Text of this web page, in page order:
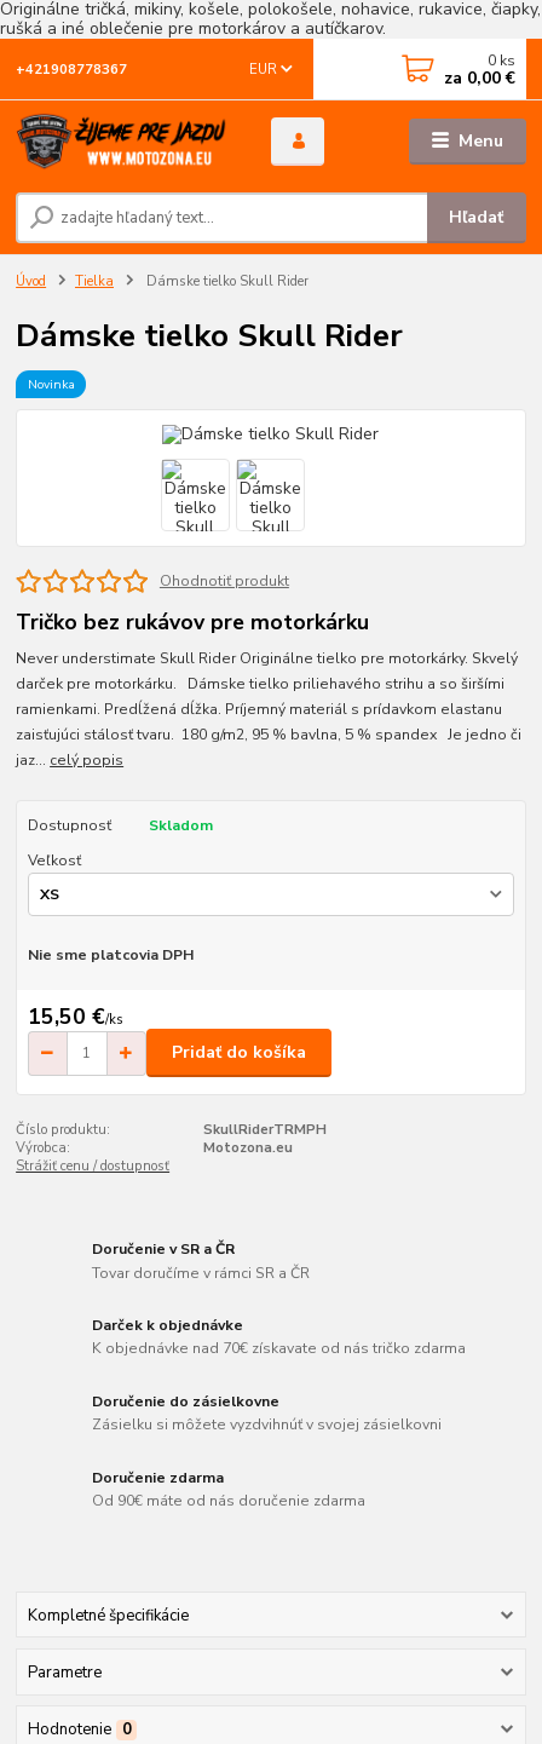
Originálne tričká, mikiny, košele, polokošele, nohavice, rukavice, čiapky,
rušká a iné oblečenie pre motorkárov a autíčkarov.
Menu
EUR
Hľadať
+421908778367 0 ks
za 0,00 €
Úvod Tielka Dámske tielko Skull Rider
Dámske tielko Skull Rider
Novinka
Ohodnotiť produkt
Tričko bez rukávov pre motorkárku
Never understimate Skull Rider Originálne tielko pre motorkárky. Skvelý
darček pre motorkárku. Dámske tielko priliehavého strihu a so širšími
ramienkami. Predĺžená dĺžka. Príjemný materiál s prídavkom elastanu
zaisťujúci stálosť tvaru. 180 g/m2, 95 % bavlna, 5 % spandex Je jedno či
jaz... celý popis
Dostupnosť
Skladom
Veľkosť
Nie sme platcovia DPH
15,50 €/ks
Pridať do košíka
Číslo produktu:
SkullRiderTRMPH
Výrobca:
Motozona.eu
Strážiť cenu / dostupnosť
Doručenie v SR a ČR
Tovar doručíme v rámci SR a ČR
Darček k objednávke
K objednávke nad 70€ získavate od nás tričko zdarma
Doručenie do zásielkovne
Zásielku si môžete vyzdvihnúť v svojej zásielkovni
Doručenie zdarma
Od 90€ máte od nás doručenie zdarma
Kompletné špecifikácie
Parametre
Hodnotenie 0